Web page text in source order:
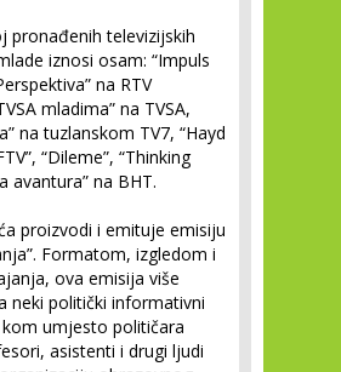
pronađenih televizijskih
iznosi osam: “Impuls
na RTV
mladima” na TVSA,
na tuzlanskom TV7, “Hayd
“Dileme”, “Thinking
avantura” na BHT.
proizvodi i emituje emisiju
Formatom, izgledom i
ova emisija više
neki politički informativni
umjesto političara
asistenti i drugi ljudi